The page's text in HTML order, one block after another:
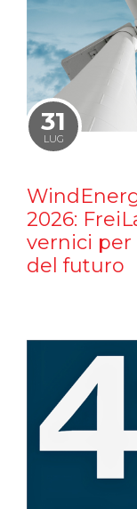
31
LUG
2026:
vernici per
del futuro